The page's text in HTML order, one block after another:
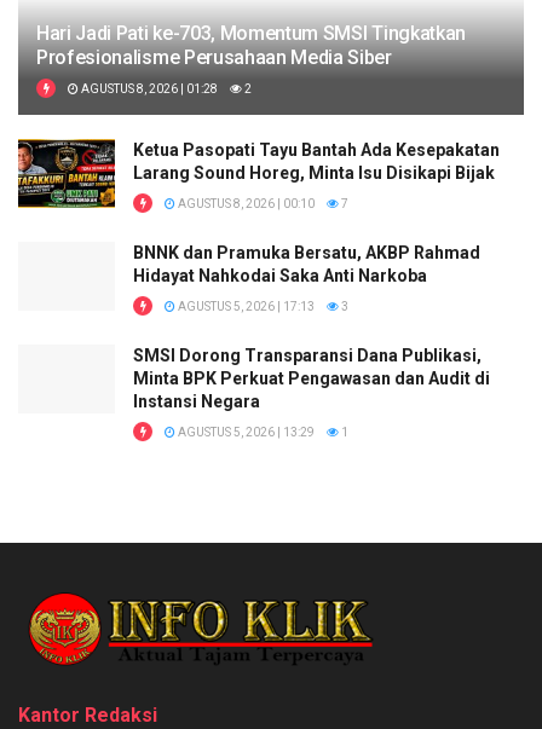
Hari Jadi Pati ke-703, Momentum SMSI Tingkatkan
Profesionalisme Perusahaan Media Siber
AGUSTUS 8, 2026 | 01:28 2
Ketua Pasopati Tayu Bantah Ada Kesepakatan
Larang Sound Horeg, Minta Isu Disikapi Bijak
AGUSTUS 8, 2026 | 00:10 7
BNNK dan Pramuka Bersatu, AKBP Rahmad
Hidayat Nahkodai Saka Anti Narkoba
AGUSTUS 5, 2026 | 17:13 3
SMSI Dorong Transparansi Dana Publikasi,
Minta BPK Perkuat Pengawasan dan Audit di
Instansi Negara
AGUSTUS 5, 2026 | 13:29 1
Kantor Redaksi